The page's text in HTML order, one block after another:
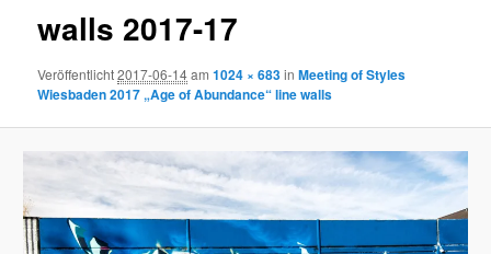
walls 2017-17
Veröffentlicht2017-06-14am1024 × 683inMeeting of Styles
Wiesbaden 2017 „Age of Abundance“ line walls